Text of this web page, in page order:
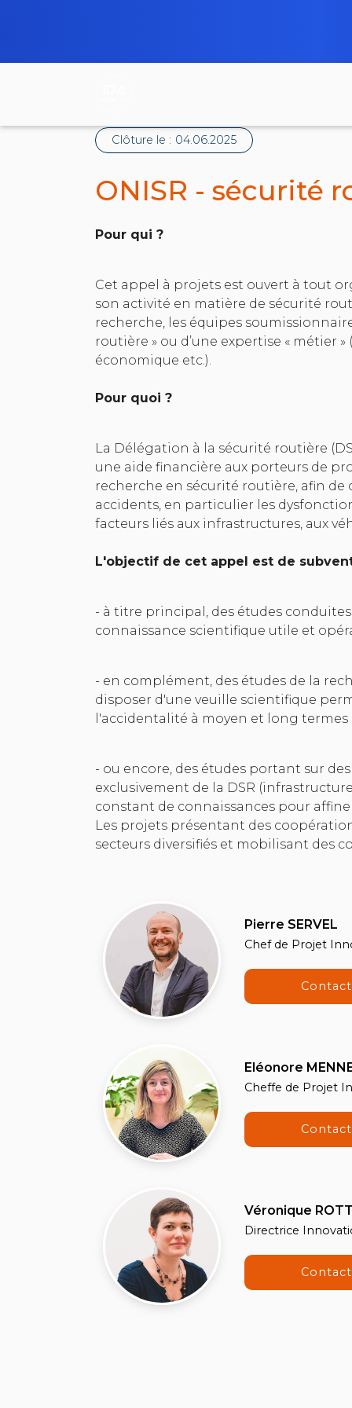
Clôture le : 04.06.2025
ONISR - sécurité
Pour qui ?
Cet appel à projets est ouvert à tout
son activité en matière de sécurité
recherche, les équipes
routière » ou d’une expertise « métier
économique etc.).
Pour quoi ?
La Délégation à la sécurité routière
une aide financière aux porteurs de
recherche en sécurité routière, afin
accidents, en particulier les
facteurs liés aux infrastructures, aux
L'objectif de cet appel est de
- à titre principal, des études
connaissance scientifique utile et
- en complément, des études de la
disposer d'une veuille scientifique
l'accidentalité à moyen et long termes
- ou encore, des études portant sur
exclusivement de la DSR
constant de connaissances pour
Les projets présentant des
secteurs diversifiés et mobilisant des
Pierre SERVEL
Chef de Projet
Eléonore
Cheffe de Projet
Véronique
Directrice